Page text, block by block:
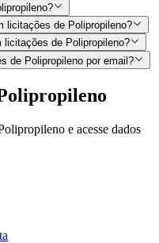
licitações de Polipropileno?
de Polipropileno?
de Polipropileno por email?
e acesse dados